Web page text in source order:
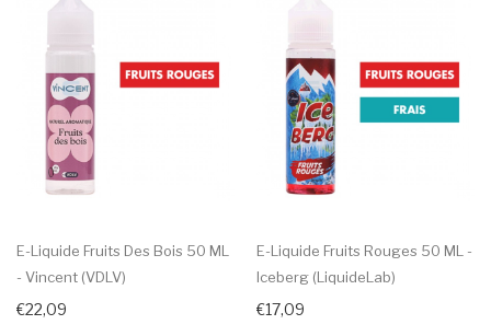
E-Liquide Fruits Des Bois 50 ML
- Vincent (VDLV)
€22,09
E-Liquide Fruits Rouges 50 ML -
Iceberg (LiquideLab)
€17,09